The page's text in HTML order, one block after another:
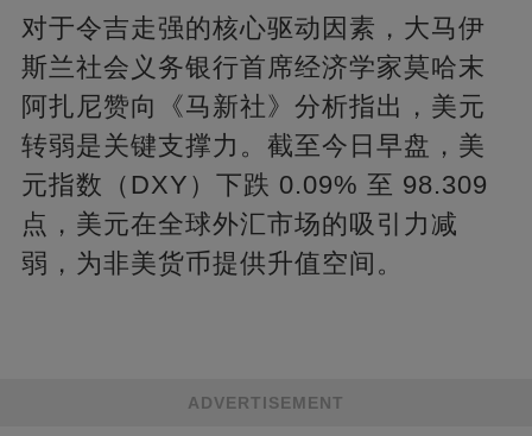
对于令吉走强的核心驱动因素，大马伊
斯兰社会义务银行首席经济学家莫哈末
阿扎尼赞向《马新社》分析指出，美元
转弱是关键支撑力。截至今日早盘，美
元指数（DXY）下跌 0.09% 至 98.309
点，美元在全球外汇市场的吸引力减
弱，为非美货币提供升值空间。
ADVERTISEMENT